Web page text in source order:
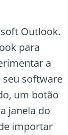
Outlook.
para
a
seu software
um botão
janela do
importar